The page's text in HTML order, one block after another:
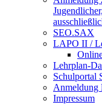
SEO.SAX
LAPO II /
Lehrplan-
Schulportal
Anmeldung
Impressum